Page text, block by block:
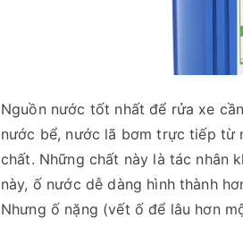
Nguồn nước tốt nhất để rửa xe
nước bể, nước lã bơm trực tiếp từ
chất. Những chất này là tác nhân
này, ố nước dễ dàng hình thành
Nhưng ố nặng (vết ố để lâu hơn